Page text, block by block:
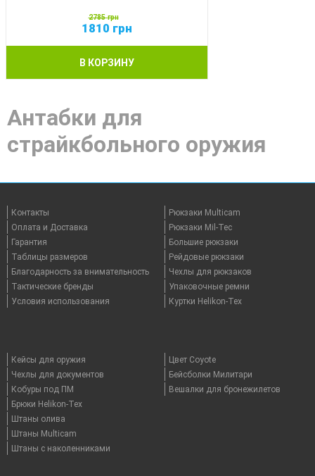
2785грн
1810 грн
В КОРЗИНУ
Антабки для
страйкбольного оружия
Контакты
Оплата и Доставка
Гарантия
Таблицы размеров
Благодарность за внимательность
Тактические бренды
Условия использования
Рюкзаки Multicam
Рюкзаки Mil-Tec
Большие рюкзаки
Рейдовые рюкзаки
Чехлы для рюкзаков
Упаковочные ремни
Куртки Helikon-Tex
Кейсы для оружия
Чехлы для документов
Кобуры под ПМ
Брюки Helikon-Tex
Штаны олива
Штаны Multicam
Штаны с наколенниками
Цвет Coyote
Бейсболки Милитари
Вешалки для бронежилетов